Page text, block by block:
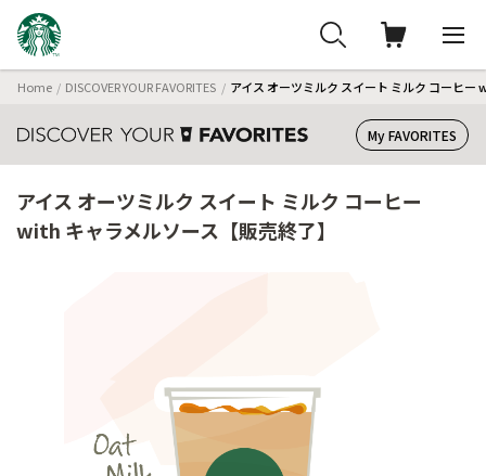
Home DISCOVER YOUR FAVORITES アイス オーツミルク スイート ミルク コーヒ
My FAVORITES
アイス オーツミルク スイート ミルク コーヒー
with キャラメルソース【販売終了】